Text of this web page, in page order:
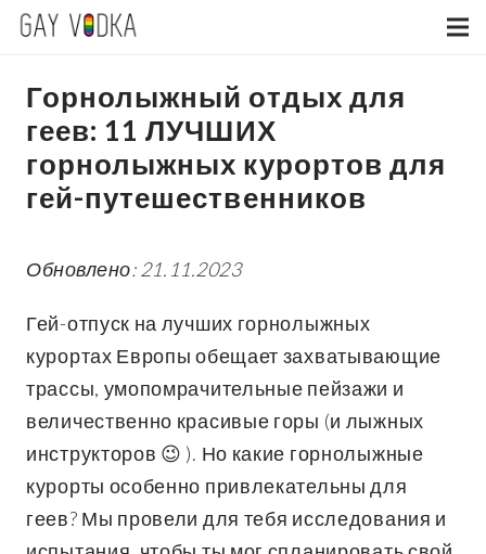
Горнолыжный отдых для
геев: 11 ЛУЧШИХ
горнолыжных курортов для
гей-путешественников
Обновлено: 21.11.2023
Гей-отпуск на лучших горнолыжных
курортах Европы обещает захватывающие
трассы, умопомрачительные пейзажи и
величественно красивые горы (и лыжных
инструкторов 😉 ). Но какие горнолыжные
курорты особенно привлекательны для
геев? Мы провели для тебя исследования и